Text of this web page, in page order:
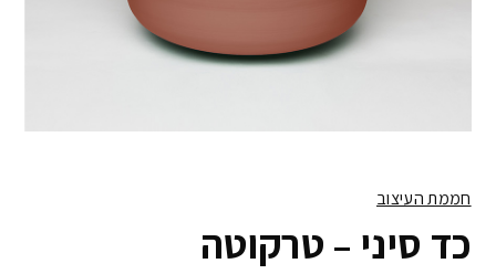
חממת העיצוב
כד סיני – טרקוטה